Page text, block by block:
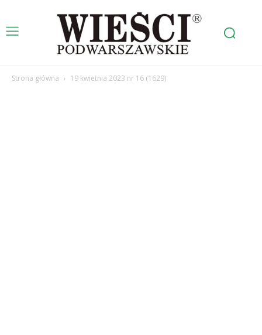
Strona główna 19 kwietnia 2023 nr 16 (1629)